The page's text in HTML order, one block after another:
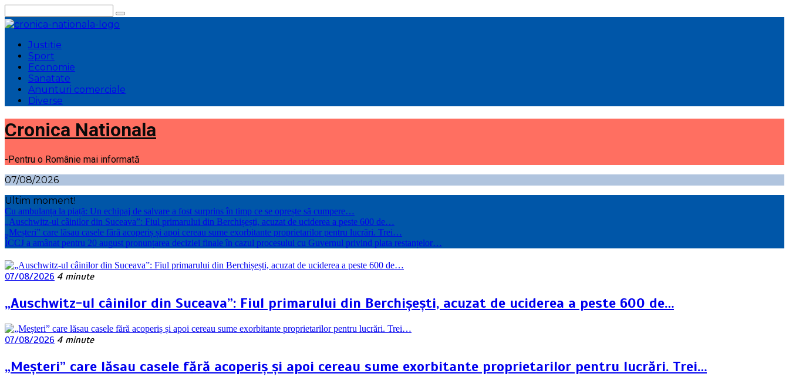
la
conținut
Justitie
Sport
Economie
Sanatate
Anunturi comerciale
Diverse
Cronica Nationala
-Pentru o Românie mai informată
07/08/2026
Ultim moment!
Cu ambulanța la piață: Un echipaj de salvare a fost surprins în timp ce se oprește să cumpere…
„Auschwitz-ul câinilor din Suceava”: Fiul primarului din Berchișești, acuzat de uciderea a peste 600 de…
„Meșteri” care lăsau casele fără acoperiș și apoi cereau sume exorbitante proprietarilor pentru lucrări. Trei…
ÎCCJ a amânat pentru 20 august pronunțarea deciziei finale în cazul procesului cu Guvernul privind plata restanțelor…
07/08/2026 4 minute
„Auschwitz-ul câinilor din Suceava”: Fiul primarului din Berchișești, acuzat de uciderea a peste 600 de…
07/08/2026 4 minute
„Meșteri” care lăsau casele fără acoperiș și apoi cereau sume exorbitante proprietarilor pentru lucrări. Trei…